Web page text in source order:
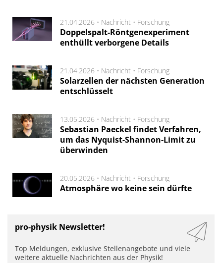
21.04.2026 • Nachricht • Forschung
Doppelspalt-Röntgenexperiment
enthüllt verborgene Details
21.04.2026 • Nachricht • Forschung
Solarzellen der nächsten Generation
entschlüsselt
13.05.2026 • Nachricht • Forschung
Sebastian Paeckel findet Verfahren,
um das Nyquist-Shannon-Limit zu
überwinden
20.05.2026 • Nachricht • Forschung
Atmosphäre wo keine sein dürfte
pro-physik Newsletter!
Top Meldungen, exklusive Stellenangebote und viele
weitere aktuelle Nachrichten aus der Physik!